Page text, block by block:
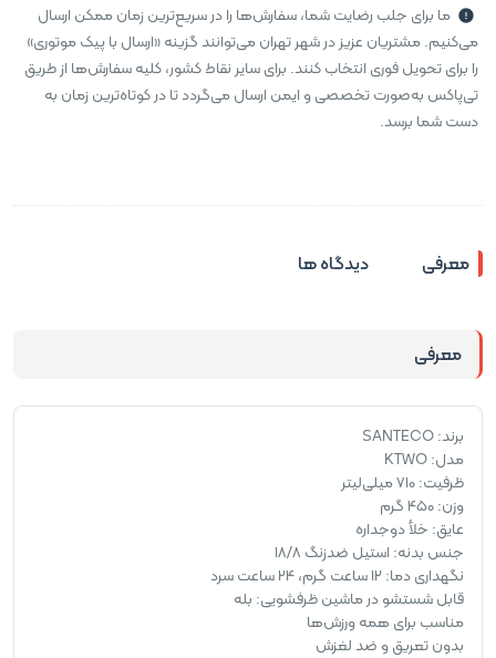
ما برای جلب رضایت شما، سفارش‌ها را در سریع‌ترین زمان ممکن ارسال
می‌کنیم. مشتریان عزیز در شهر تهران می‌توانند گزینه «ارسال با پیک موتوری»
را برای تحویل فوری انتخاب کنند. برای سایر نقاط کشور، کلیه سفارش‌ها از طریق
تی‌پاکس به‌صورت تخصصی و ایمن ارسال می‌گردد تا در کوتاه‌ترین زمان به
دست شما برسد.
معرفی دیدگاه ها
معرفی
برند: ‎SANTECO
مدل: KTWO
ظرفیت: 710 میلی‌لیتر
وزن: 450 گرم
عایق: خلأ دوجداره
جنس بدنه: استیل ضدزنگ 18/8
نگهداری دما: 12 ساعت گرم، 24 ساعت سرد
قابل شستشو در ماشین ظرفشویی: بله
مناسب برای همه ورزش‌ها
بدون تعریق و ضد لغزش